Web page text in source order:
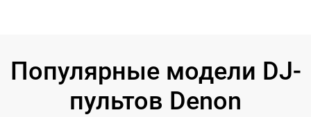
Популярные модели DJ-
пультов Denon